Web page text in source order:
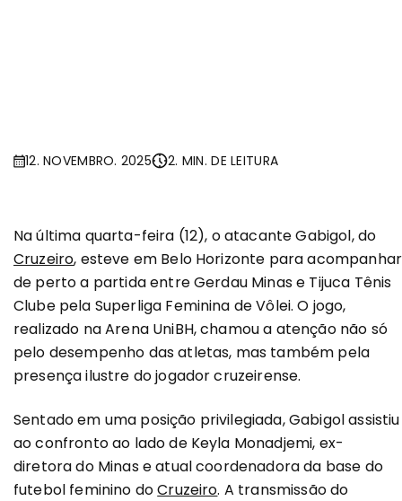
12. NOVEMBRO. 2025 2. MIN. DE LEITURA
Na última quarta-feira (12), o atacante Gabigol, do
Cruzeiro, esteve em Belo Horizonte para acompanhar
de perto a partida entre Gerdau Minas e Tijuca Tênis
Clube pela Superliga Feminina de Vôlei. O jogo,
realizado na Arena UniBH, chamou a atenção não só
pelo desempenho das atletas, mas também pela
presença ilustre do jogador cruzeirense.
Sentado em uma posição privilegiada, Gabigol assistiu
ao confronto ao lado de Keyla Monadjemi, ex-
diretora do Minas e atual coordenadora da base do
futebol feminino doCruzeiro. A transmissão do